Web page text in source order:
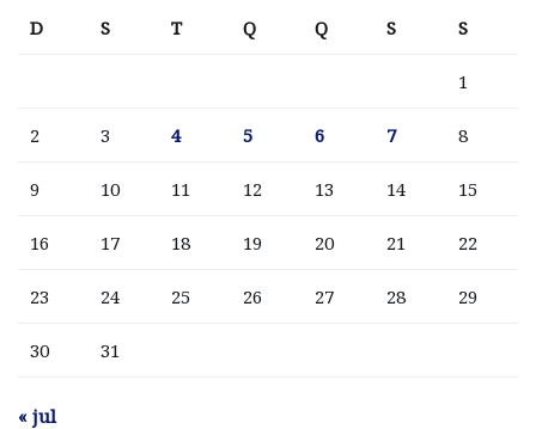
D
S T Q Q S S
1
2 3 4 5 6 7 8
9 10 11 12 13 14 15
16 17 18 19 20 21 22
23 24 25 26 27 28 29
30 31
« jul